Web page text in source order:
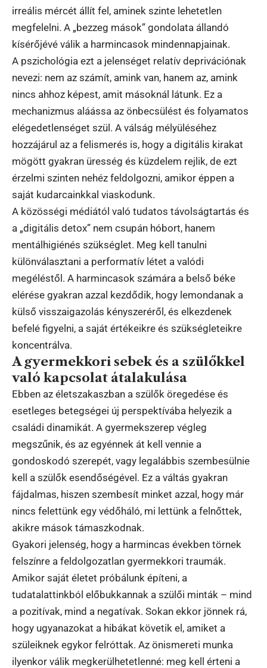
irreális mércét állít fel, aminek szinte lehetetlen
megfelelni. A „bezzeg mások” gondolata állandó
kísérőjévé válik a harmincasok mindennapjainak.
A pszichológia ezt a jelenséget relatív deprivációnak
nevezi: nem az számít, amink van, hanem az, amink
nincs ahhoz képest, amit másoknál látunk. Ez a
mechanizmus aláássa az önbecsülést és folyamatos
elégedetlenséget szül. A válság mélyüléséhez
hozzájárul az a felismerés is, hogy a digitális kirakat
mögött gyakran üresség és küzdelem rejlik, de ezt
érzelmi szinten nehéz feldolgozni, amikor éppen a
saját kudarcainkkal viaskodunk.
A közösségi médiától való tudatos távolságtartás és
a „digitális detox” nem csupán hóbort, hanem
mentálhigiénés szükséglet. Meg kell tanulni
különválasztani a performatív létet a valódi
megéléstől. A harmincasok számára a belső béke
elérése gyakran azzal kezdődik, hogy lemondanak a
külső visszaigazolás kényszeréről, és elkezdenek
befelé figyelni, a saját értékeikre és szükségleteikre
koncentrálva.
A gyermekkori sebek és a szülőkkel
való kapcsolat átalakulása
Ebben az életszakaszban a szülők öregedése és
esetleges betegségei új perspektívába helyezik a
családi dinamikát. A gyermekszerep végleg
megszűnik, és az egyénnek át kell vennie a
gondoskodó szerepét, vagy legalábbis szembesülnie
kell a szülők esendőségével. Ez a váltás gyakran
fájdalmas, hiszen szembesít minket azzal, hogy már
nincs felettünk egy védőháló, mi lettünk a felnőttek,
akikre mások támaszkodnak.
Gyakori jelenség, hogy a harmincas években törnek
felszínre a feldolgozatlan gyermekkori traumák.
Amikor saját életet próbálunk építeni, a
tudatalattinkból előbukkannak a szülői minták – mind
a pozitívak, mind a negatívak. Sokan ekkor jönnek rá,
hogy ugyanazokat a hibákat követik el, amiket a
szüleiknek egykor felróttak. Az önismereti munka
ilyenkor válik megkerülhetetlenné: meg kell érteni a